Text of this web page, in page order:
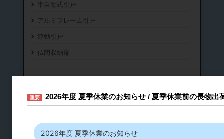
半自動式引戸
アルミフレーム引戸
連動引戸
仏間収納扉
重要 2026年度 夏季休業のお知らせ / 夏季休業前の長物出
2026年度 夏季休業のお知らせ